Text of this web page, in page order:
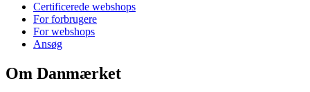
Certificerede webshops
For forbrugere
For webshops
Ansøg
Om Danmærket